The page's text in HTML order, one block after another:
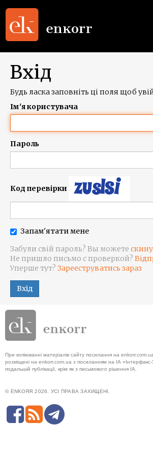
Вхід
Будь ласка заповніть ці поля щоб
Ім'я користувача
Пароль
Код перевірки
Запам'ятати мене
Забули свій пароль? Вы можете
Не пришло письмо с проверкой?
Уперше тут? Зарееструватись зараз
Вхід
При копіюванні матеріалів сайту посилання на
розміщені на enkorr.com.ua з посиланням на ІА «Інтерфакс-
подальшій публікації, крім як з письмового рішення ІА.
© ENKORR 2026. УСІ ПРАВА ЗАХИЩЕНІ.